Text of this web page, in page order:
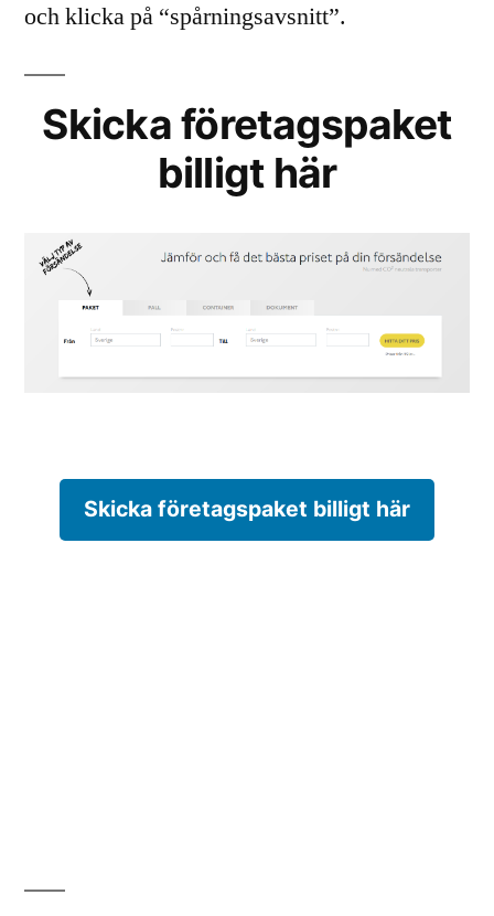
och klicka på “spårningsavsnitt”.
Skicka företagspaket
billigt här
Skicka företagspaket billigt här